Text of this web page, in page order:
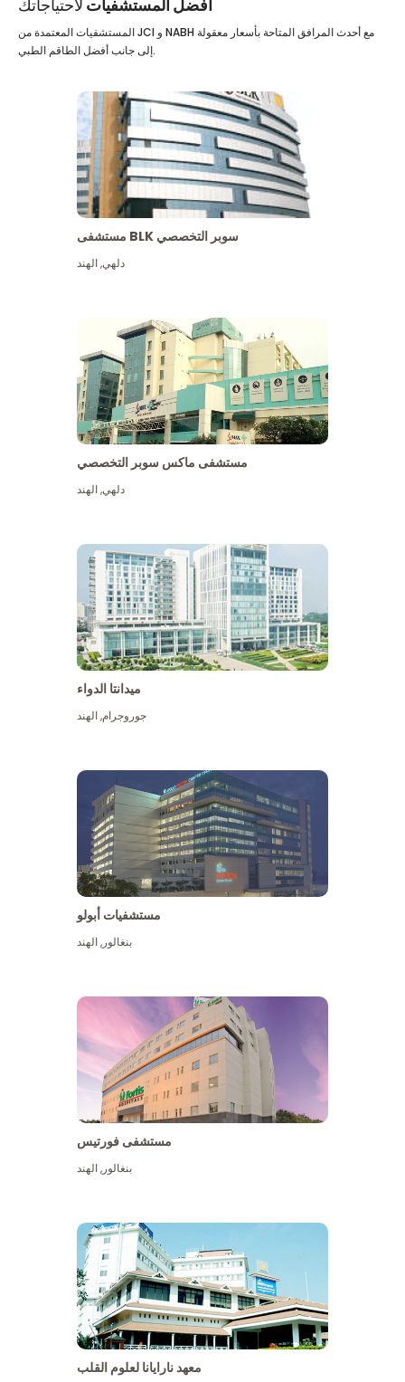
أفضل المستشفيات لاحتياجاتك
المستشفيات المعتمدة من JCI و NABH مع أحدث المرافق المتاحة بأسعار معقولة
إلى جانب أفضل الطاقم الطبي.
مستشفى BLK سوبر التخصصي
دلهي,الهند
مستشفى ماكس سوبر التخصصي
دلهي,الهند
ميدانتا الدواء
جوروجرام,الهند
مستشفيات أبولو
بنغالور,الهند
مستشفى فورتيس
بنغالور,الهند
معهد نارايانا لعلوم القلب